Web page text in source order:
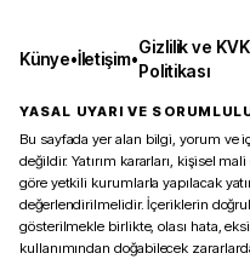
Künye•İletişim•
Gizlilik ve
Politikası
YASAL UYARI VE
Bu sayfada yer alan bilgi, yorum ve
değildir. Yatırım kararları, kişisel
göre yetkili kurumlarla yapılacak
değerlendirilmelidir. İçeriklerin
gösterilmekle birlikte, olası hata,
kullanımından doğabilecek